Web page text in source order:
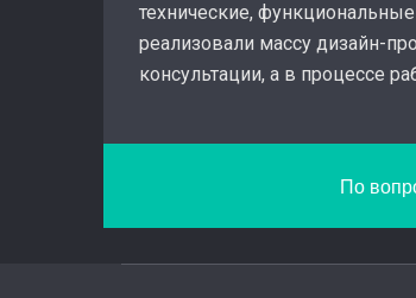
технические,
реализовали массу дизайн-
консультации, а в процессе
По